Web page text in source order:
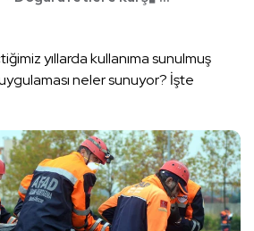
yıllarda kullanıma sunulmuş
neler sunuyor? İşte